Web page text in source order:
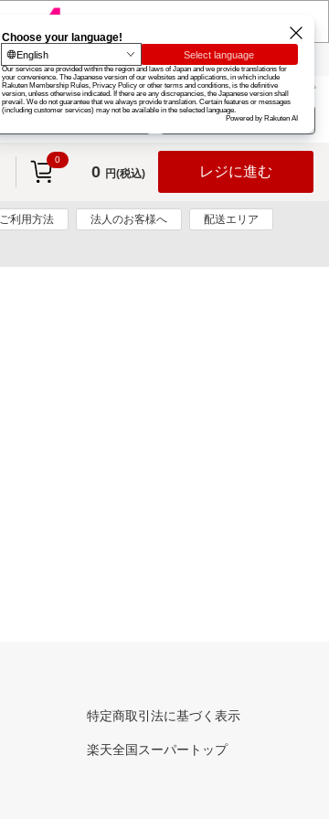
楽天グループ カード
お知らせ ヘルプ
ログイン
0
0 円(税込) レジに進む
ご利用方法 法人のお客様へ 配送エリア
特定商取引法に基づく表示
楽天全国スーパートップ